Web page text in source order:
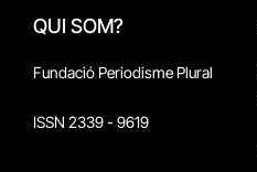
QUI SOM?
Fundació Periodisme Plural
ISSN 2339 - 9619